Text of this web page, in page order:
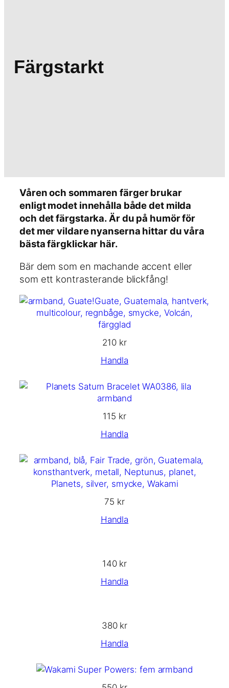
Färgstarkt
Våren och sommaren färger brukar
enligt modet innehålla både det milda
och det färgstarka. Är du på humör för
det mer vildare nyanserna hittar du våra
bästa färgklickar här.
Bär dem som en machande accent eller
som ett kontrasterande blickfång!
210 kr
Handla
115 kr
Handla
75 kr
Handla
140 kr
Handla
380 kr
Handla